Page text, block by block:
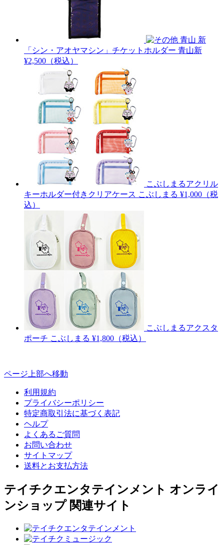
青山 新
「シン・アオヤマシン」チケットホルダー 青山新
¥2,500（税込）
こぶしまるアクリル
キーホルダー付きクリアケース こぶしまる ¥1,000（税
込）
こぶしまるアクスタ
ポーチ こぶしまる ¥1,800（税込）
ページ上部へ移動
利用規約
プライバシーポリシー
特定商取引法に基づく表記
ヘルプ
よくあるご質問
お問い合わせ
サイトマップ
送料とお支払方法
テイチクエンタテインメント オンライ
ンショップ 関連サイト